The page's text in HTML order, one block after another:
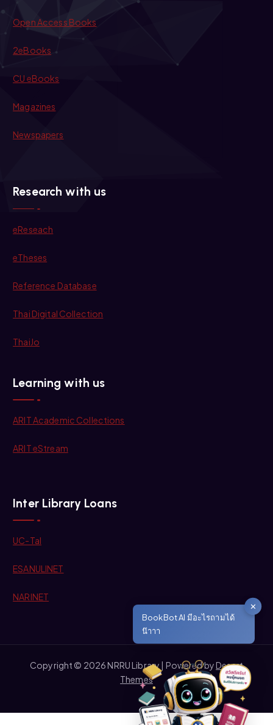
Open Access Books
2eBooks
CU eBooks
Magazines
Newspapers
Research with us
eReseach
eTheses
Reference Database
Thai Digital Collection
ThaiJo
Learning with us
ARIT Academic Collections
ARIT eStream
Inter Library Loans
UC-Tal
ESANULINET
NARINET
Copyright © 2026 NRRU Library | Powered byDesert
Themes
✕
BookBot AI มีอะไรถามได้
น๊าาา